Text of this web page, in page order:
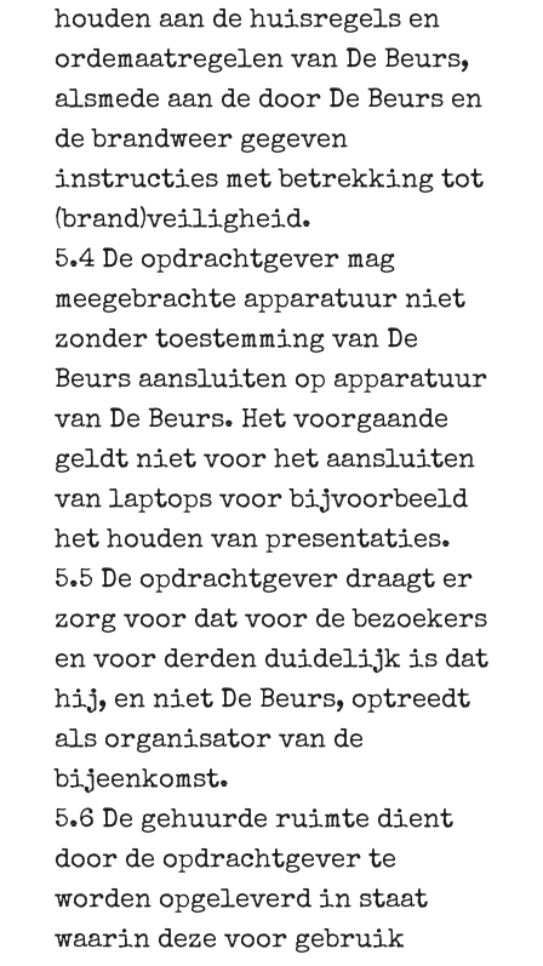
houden aan de huisregels en
ordemaatregelen van De Beurs,
alsmede aan de door De Beurs en
de brandweer gegeven
instructies met betrekking tot
(brand)veiligheid.
5.4 De opdrachtgever mag
meegebrachte apparatuur niet
zonder toestemming van De
Beurs aansluiten op apparatuur
van De Beurs. Het voorgaande
geldt niet voor het aansluiten
van laptops voor bijvoorbeeld
het houden van presentaties.
5.5 De opdrachtgever draagt er
zorg voor dat voor de bezoekers
en voor derden duidelijk is dat
hij, en niet De Beurs, optreedt
als organisator van de
bijeenkomst.
5.6 De gehuurde ruimte dient
door de opdrachtgever te
worden opgeleverd in staat
waarin deze voor gebruik